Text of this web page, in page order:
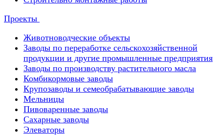
Проекты
Животноводческие объекты
Заводы по переработке сельскохозяйственной
продукции и другие промышленные предприятия
Заводы по производству растительного масла
Комбикормовые заводы
Крупозаводы и семеобрабатывающие заводы
Мельницы
Пивоваренные заводы
Сахарные заводы
Элеваторы